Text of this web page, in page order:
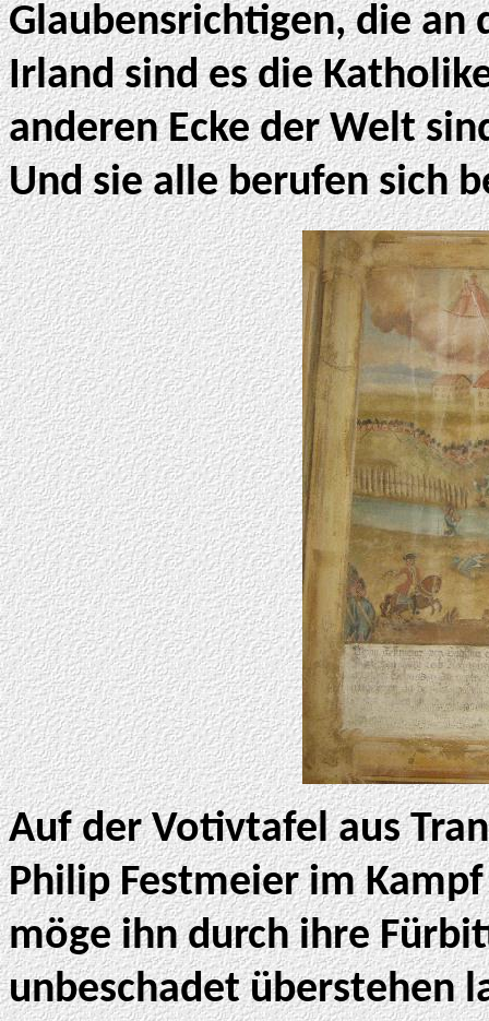
Glaubensrichtigen, die an
Irland sind es die
anderen Ecke der Welt
Und sie alle berufen sich
Auf der Votivtafel aus
Philip Festmeier im
möge ihn durch ihre
unbeschadet überstehen